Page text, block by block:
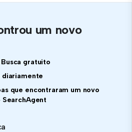
um novo
gratuito
que encontraram um novo
SearchAgent